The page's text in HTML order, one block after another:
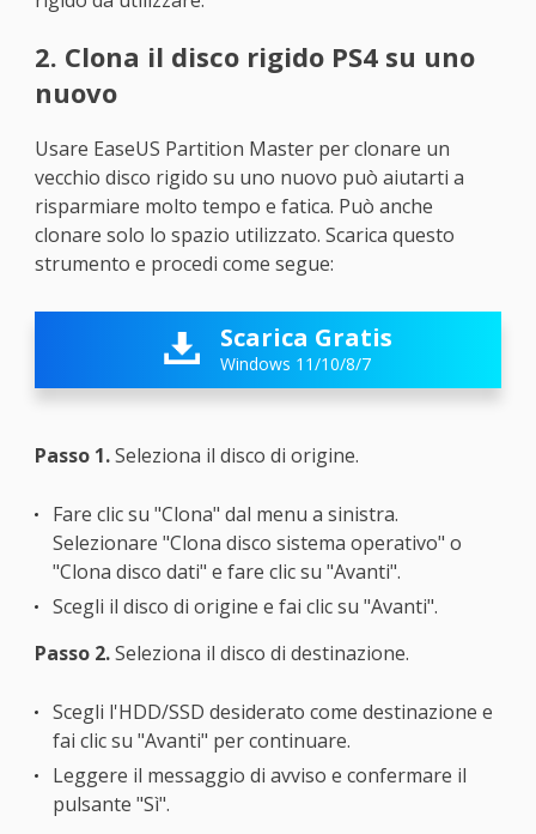
2. Clona il disco rigido PS4 su uno
nuovo
Usare EaseUS Partition Master per clonare un
vecchio disco rigido su uno nuovo può aiutarti a
risparmiare molto tempo e fatica. Può anche
clonare solo lo spazio utilizzato. Scarica questo
strumento e procedi come segue:
 Scarica Gratis
Windows 11/10/8/7
Passo 1.Seleziona il disco di origine.
Fare clic su "Clona" dal menu a sinistra.
Selezionare "Clona disco sistema operativo" o
"Clona disco dati" e fare clic su "Avanti".
Scegli il disco di origine e fai clic su "Avanti".
Passo 2.Seleziona il disco di destinazione.
Scegli l'HDD/SSD desiderato come destinazione e
fai clic su "Avanti" per continuare.
Leggere il messaggio di avviso e confermare il
pulsante "Sì".